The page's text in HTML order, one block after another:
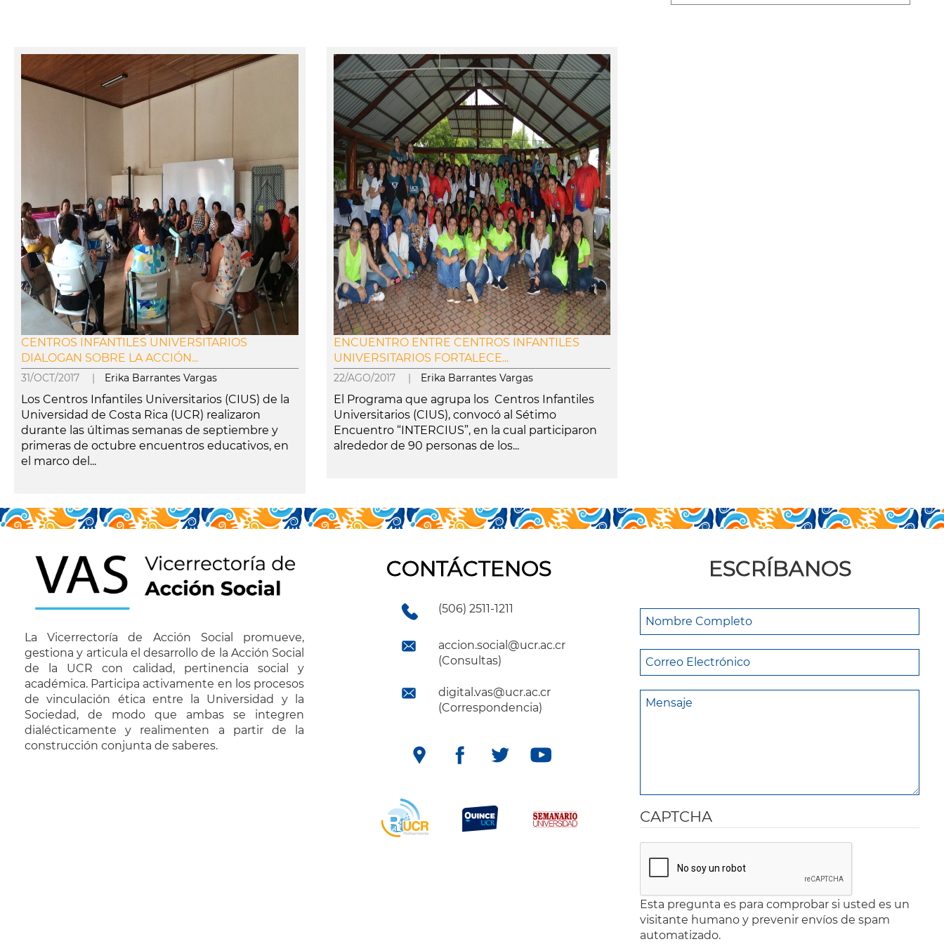
CENTROS INFANTILES UNIVERSITARIOS
DIALOGAN SOBRE LA ACCIÓN...
31/OCT/2017 | Erika Barrantes Vargas
Los Centros Infantiles Universitarios (CIUS) de la
Universidad de Costa Rica (UCR) realizaron
durante las últimas semanas de septiembre y
primeras de octubre encuentros educativos, en
el marco del...
ENCUENTRO ENTRE CENTROS INFANTILES
UNIVERSITARIOS FORTALECE...
22/AGO/2017 | Erika Barrantes Vargas
El Programa que agrupa los Centros Infantiles
Universitarios (CIUS), convocó al Sétimo
Encuentro “INTERCIUS”, en la cual participaron
alrededor de 90 personas de los...
La Vicerrectoría de Acción Social promueve,
gestiona y articula el desarrollo de la Acción Social
de la UCR con calidad, pertinencia social y
académica. Participa activamente en los procesos
de vinculación ética entre la Universidad y la
Sociedad, de modo que ambas se integren
dialécticamente y realimenten a partir de la
construcción conjunta de saberes.
CONTÁCTENOS
(506) 2511-1211
accion.social@ucr.ac.cr
(Consultas)
digital.vas@ucr.ac.cr
(Correspondencia)
ESCRÍBANOS
CAPTCHA
Esta pregunta es para comprobar si usted es un
visitante humano y prevenir envíos de spam
automatizado.